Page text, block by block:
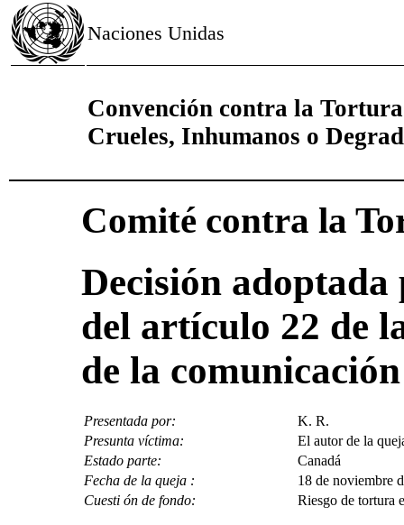
Naciones Unidas
Convención contra la
Crueles, Inhumanos o
Comité contra la
Decisión
del artículo 22 de
de la
Presentada por:
K. R.
Presunta víctima:
El autor de la
Estado parte:
Canadá
Fecha de la queja :
18 de noviembre
Cuesti ón de fondo:
Riesgo de tortura